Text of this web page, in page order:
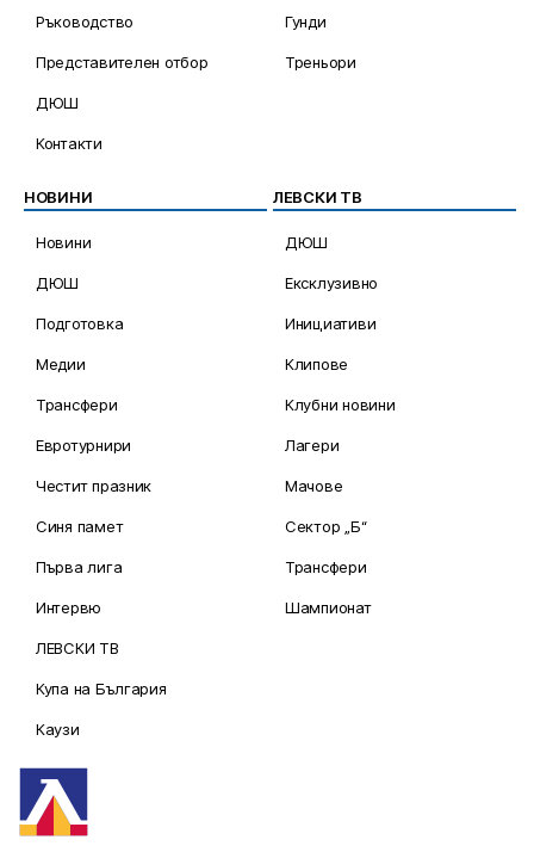
Ръководство
Представителен отбор
ДЮШ
Контакти
Гунди
Треньори
НОВИНИ
Новини
ДЮШ
Подготовка
Медии
Трансфери
Евротурнири
Честит празник
Синя памет
Първа лига
Интервю
ЛЕВСКИ ТВ
Купа на България
Каузи
ЛЕВСКИ ТВ
ДЮШ
Ексклузивно
Инициативи
Клипове
Клубни новини
Лагери
Мачове
Сектор „Б“
Трансфери
Шампионат